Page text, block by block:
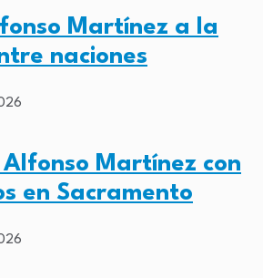
Martínez a la
naciones
Alfonso Martínez con
en Sacramento